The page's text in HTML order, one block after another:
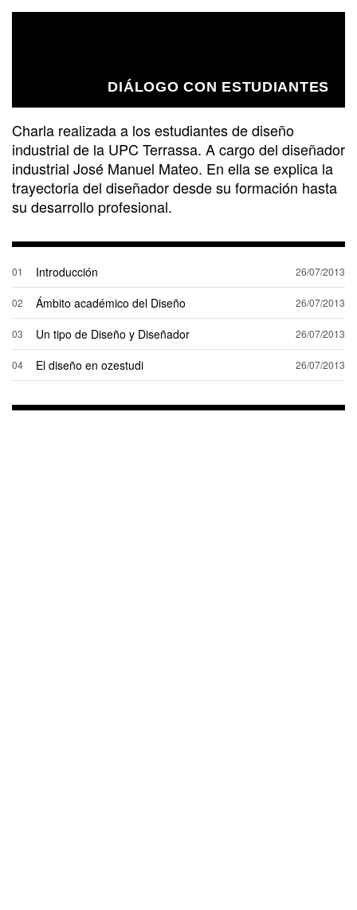
DIÁLOGO CON ESTUDIANTES
Charla realizada a los estudiantes de diseño
industrial de la UPC Terrassa. A cargo del diseñador
industrial José Manuel Mateo. En ella se explica la
trayectoria del diseñador desde su formación hasta
su desarrollo profesional.
01 Introducción 26/07/2013
02 Ámbito académico del Diseño 26/07/2013
03 Un tipo de Diseño y Diseñador 26/07/2013
04 El diseño en ozestudi 26/07/2013